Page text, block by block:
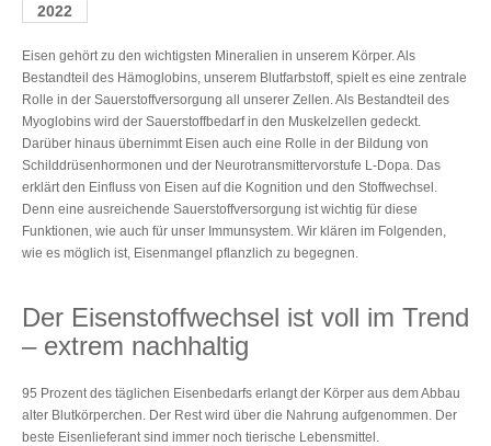
2022
Eisen gehört zu den wichtigsten Mineralien in unserem Körper. Als
Bestandteil des Hämoglobins, unserem Blutfarbstoff, spielt es eine zentrale
Rolle in der Sauerstoffversorgung all unserer Zellen. Als Bestandteil des
Myoglobins wird der Sauerstoffbedarf in den Muskelzellen gedeckt.
Darüber hinaus übernimmt Eisen auch eine Rolle in der Bildung von
Schilddrüsenhormonen und der Neurotransmittervorstufe L-Dopa. Das
erklärt den Einfluss von Eisen auf die Kognition und den Stoffwechsel.
Denn eine ausreichende Sauerstoffversorgung ist wichtig für diese
Funktionen, wie auch für unser Immunsystem. Wir klären im Folgenden,
wie es möglich ist, Eisenmangel pflanzlich zu begegnen.
Der Eisenstoffwechsel ist voll im Trend
– extrem nachhaltig
95 Prozent des täglichen Eisenbedarfs erlangt der Körper aus dem Abbau
alter Blutkörperchen. Der Rest wird über die Nahrung aufgenommen. Der
beste Eisenlieferant sind immer noch tierische Lebensmittel.